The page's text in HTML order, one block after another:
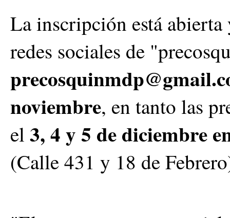
La inscripción está abierta
redes sociales de
noviembre, en tanto las
el 3, 4 y 5 de diciembre
(Calle 431 y 18 de